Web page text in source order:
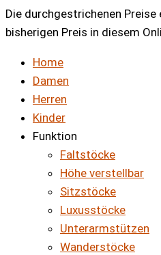
Die durchgestrichenen Preise
bisherigen Preis in diesem
Home
Damen
Herren
Kinder
Funktion
Faltstöcke
Höhe verstellbar
Sitzstöcke
Luxusstöcke
Unterarmstützen
Wanderstöcke